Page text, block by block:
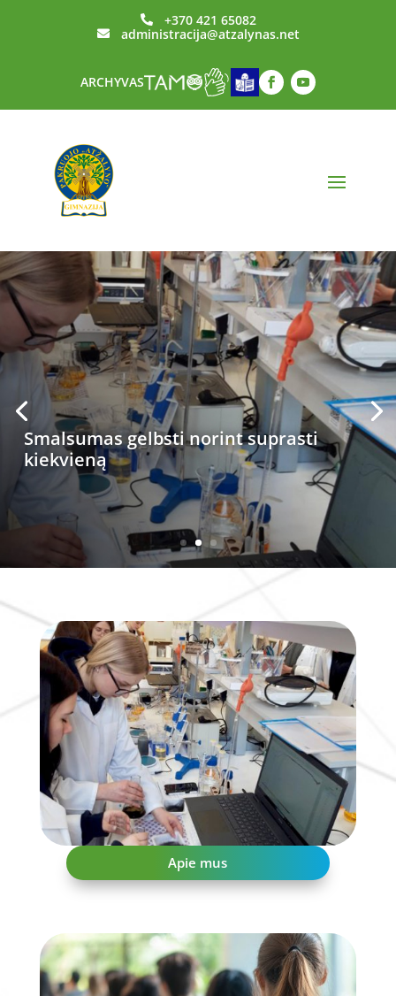
 +370 421 65082
 administracija@atzalynas.net
ARCHYVAS
Smalsumas gelbsti norint suprasti
kiekvieną
Apie mus